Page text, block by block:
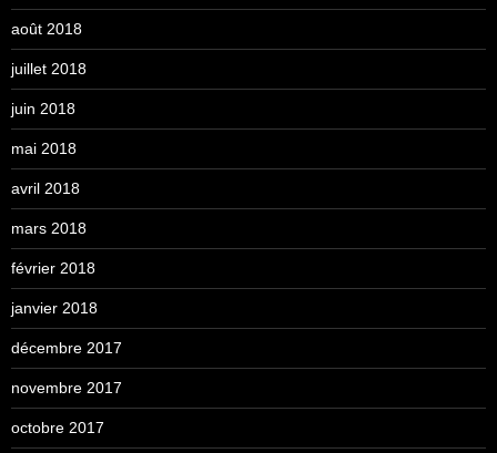
août 2018
juillet 2018
juin 2018
mai 2018
avril 2018
mars 2018
février 2018
janvier 2018
décembre 2017
novembre 2017
octobre 2017